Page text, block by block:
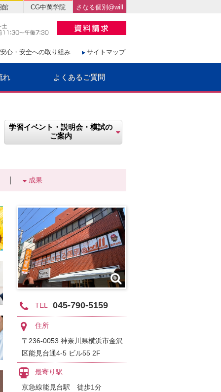
安心・安全への取り組み サイトマップ
れ よくあるご質問
館 CG中萬学院 さなる個別@will
学習イベント・説明会・模試の
ご案内
成果
TEL 045-790-5159
住所
〒236-0053 神奈川県横浜市金沢
区能見台通4-5 ビル55 2F
最寄り駅
京急線能見台駅 徒歩1分